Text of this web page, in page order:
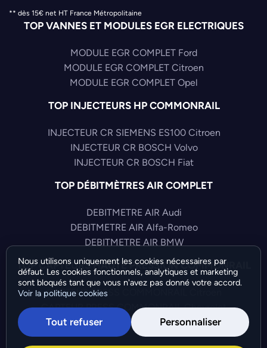
** dès 15€ net HT France Métropolitaine
TOP VANNES ET MODULES EGR ELECTRIQUES
MODULE EGR COMPLET Ford
MODULE EGR COMPLET Citroen
MODULE EGR COMPLET Opel
TOP INJECTEURS HP COMMONRAIL
INJECTEUR CR SIEMENS ES100 Citroen
INJECTEUR CR BOSCH Volvo
INJECTEUR CR BOSCH Fiat
TOP DÉBITMÈTRES AIR COMPLET
DEBITMETRE AIR Audi
DEBITMETRE AIR Alfa-Romeo
DEBITMETRE AIR BMW
TOP CAPTEURS HAUTE PRESSION COMMONRAIL
CAPTEUR PRESS COMMONRAIL Citroen
CAPTEUR PRESS COMMONRAIL Chevrolet
CAPTEUR PRESS COMMONRAIL Citroen
Nous utilisons uniquement les cookies nécessaires par
défaut. Les cookies fonctionnels, analytiques et marketing
sont bloqués tant que vous n'avez pas donné votre accord.
Voir la politique cookies
Tout refuser Personnaliser